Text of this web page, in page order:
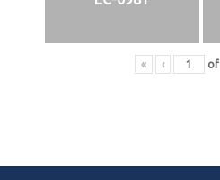
« ‹ of